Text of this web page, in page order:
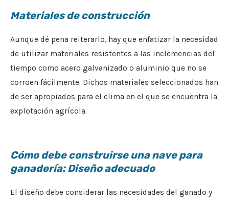
Materiales de construcción
Aunque dé pena reiterarlo, hay que enfatizar la necesidad
de utilizar materiales resistentes a las inclemencias del
tiempo como acero galvanizado o aluminio que no se
corroen fácilmente. Dichos materiales seleccionados han
de ser apropiados para el clima en el que se encuentra la
explotación agrícola.
Cómo debe construirse una nave para
ganadería: Diseño adecuado
El diseño debe considerar las necesidades del ganado y